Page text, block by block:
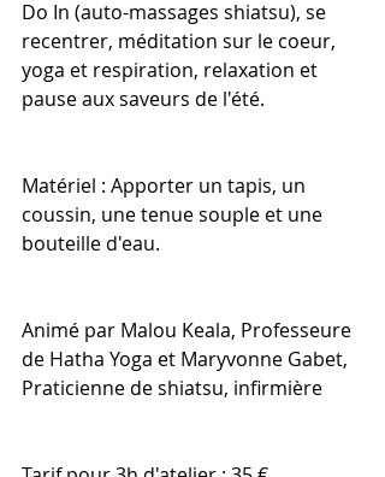
Do In (auto-massages shiatsu), se
recentrer, méditation sur le coeur,
yoga et respiration, relaxation et
pause aux saveurs de l'été.
Matériel : Apporter un tapis, un
coussin, une tenue souple et une
bouteille d'eau.
Animé par Malou Keala, Professeure
de Hatha Yoga et Maryvonne Gabet,
Praticienne de shiatsu, infirmière